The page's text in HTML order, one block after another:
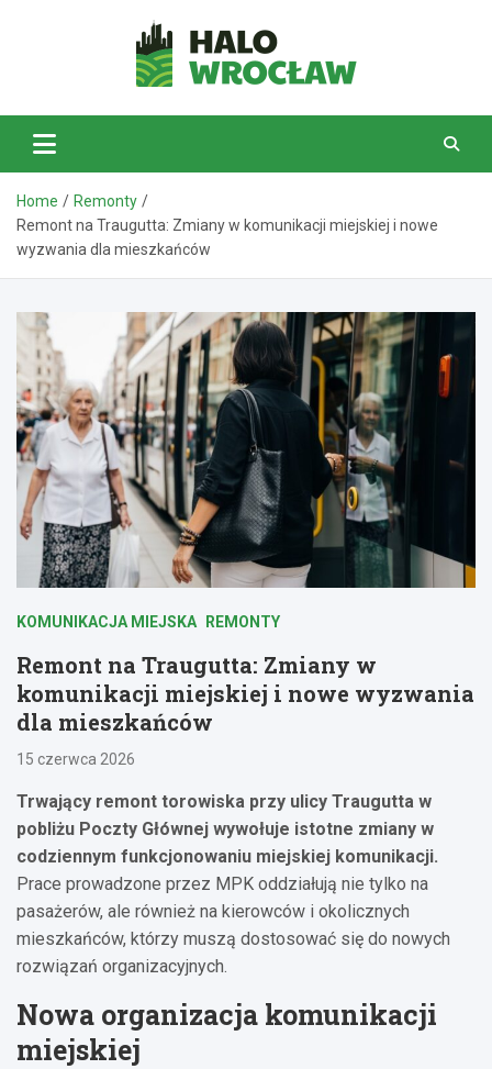
HaloWrocław.pl
Home
Remonty
Remont na Traugutta: Zmiany w komunikacji miejskiej i nowe
wyzwania dla mieszkańców
KOMUNIKACJA MIEJSKA REMONTY
Remont na Traugutta: Zmiany w
komunikacji miejskiej i nowe wyzwania
dla mieszkańców
15 czerwca 2026
Trwający remont torowiska przy ulicy Traugutta w
pobliżu Poczty Głównej wywołuje istotne zmiany w
codziennym funkcjonowaniu miejskiej komunikacji.
Prace prowadzone przez MPK oddziałują nie tylko na
pasażerów, ale również na kierowców i okolicznych
mieszkańców, którzy muszą dostosować się do nowych
rozwiązań organizacyjnych.
Nowa organizacja komunikacji
miejskiej